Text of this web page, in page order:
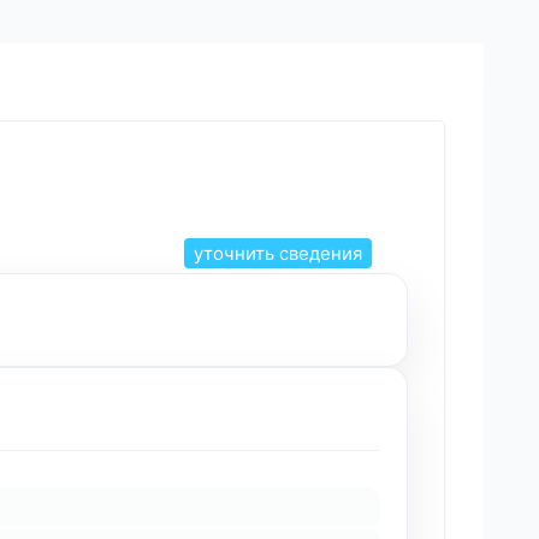
уточнить сведения